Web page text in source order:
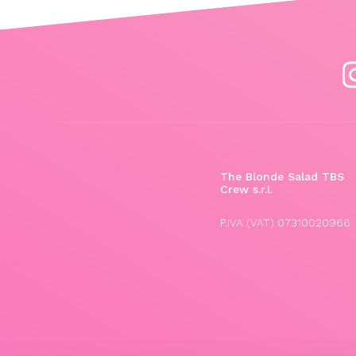
The Blonde Salad TBS
Crew s.r.l.
P.IVA (VAT) 07310020966